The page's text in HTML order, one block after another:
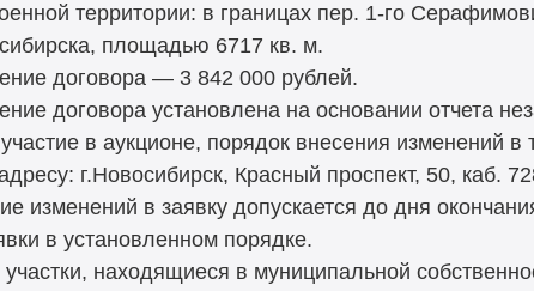
территории: в границах пер. 1-го
площадью 6717 кв. м.
договора — 3 842 000 рублей.
договора установлена на основании отчета
в аукционе, порядок внесения изменений в
г.Новосибирск, Красный проспект, 50, каб.
изменений в заявку допускается до дня
в установленном порядке.
находящиеся в муниципальной